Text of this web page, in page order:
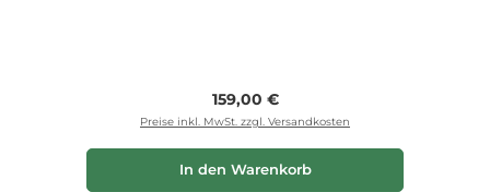
Regulärer Preis:
159,00 €
Preise inkl. MwSt. zzgl. Versandkosten
In den Warenkorb